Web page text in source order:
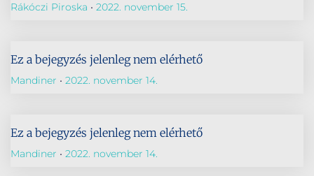
Rákóczi Piroska 2022. november 15.
Ez a bejegyzés jelenleg nem elérhető
Mandiner 2022. november 14.
Ez a bejegyzés jelenleg nem elérhető
Mandiner 2022. november 14.